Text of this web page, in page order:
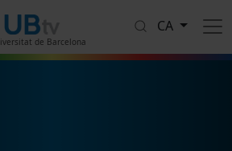
de Barcelona
CA